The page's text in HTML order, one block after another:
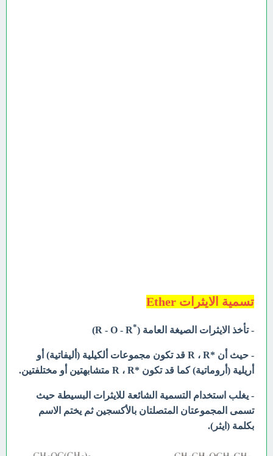
تسمية الايثرات Ether
- تأخذ الايثرات الصيغة العامة (*
R - O - R)
- حيث أن *R ، R قد تكون مجموعات ألكيلية (أليفاتية) أو
أريلية (أروماتية) كما قد تكون *R ، R متشابهتين أو
مختلفتين.
- يغلب استخدام التسمية الشائعة للايثرات البسيطة حيث
تسمى المجموعتان المتصلتان بالأكسجين ثم يختم الاسم
بكلمة (ايثر).